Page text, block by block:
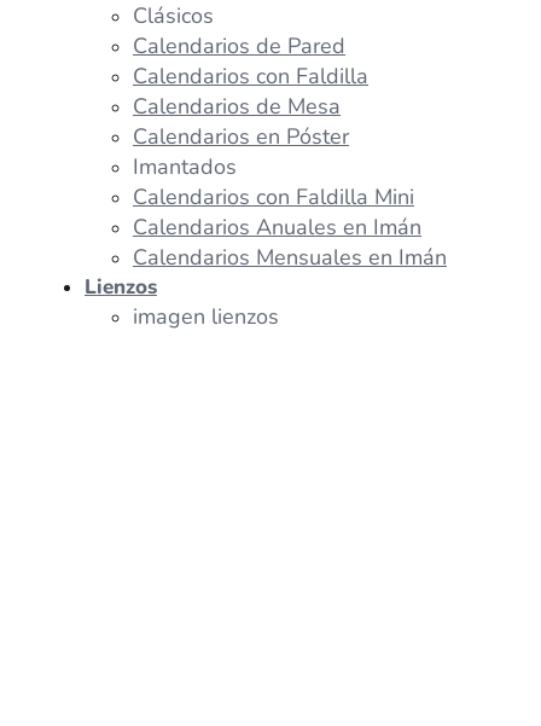
Clásicos
Calendarios de Pared
Calendarios con Faldilla
Calendarios de Mesa
Calendarios en Póster
Imantados
Calendarios con Faldilla Mini
Calendarios Anuales en Imán
Calendarios Mensuales en Imán
Lienzos
imagen lienzos